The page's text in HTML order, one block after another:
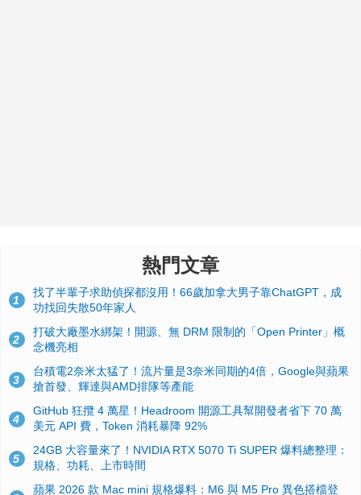
熱門文章
1
找了半輩子求助偵探都沒用！66歲加拿大男子靠ChatGPT，成
功找回失散50年家人
2
打破大廠墨水綁架！開源、無 DRM 限制的「Open Printer」概
念機亮相
3
台積電2奈米太猛了！流片量是3奈米同期的4倍，Google與蘋果
搶首發、輝達與AMD排隊等產能
4
GitHub 狂攬 4 萬星！Headroom 開源工具幫開發者省下 70 萬
美元 API 費，Token 消耗暴降 92%
5
24GB 大容量來了！NVIDIA RTX 5070 Ti SUPER 爆料總整理：
規格、功耗、上市時間
蘋果 2026 款 Mac mini 規格爆料：M6 與 M5 Pro 異色搭檔登